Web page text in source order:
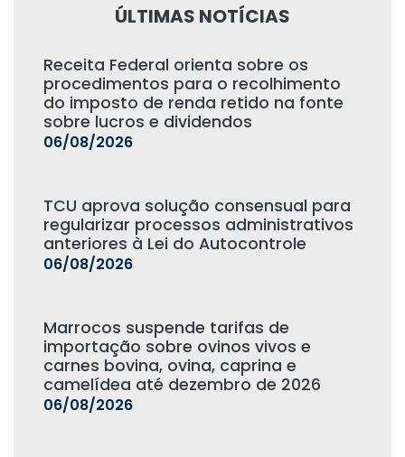
ÚLTIMAS NOTÍCIAS
Receita Federal orienta sobre os
procedimentos para o recolhimento
do imposto de renda retido na fonte
sobre lucros e dividendos
06/08/2026
TCU aprova solução consensual para
regularizar processos administrativos
anteriores à Lei do Autocontrole
06/08/2026
Marrocos suspende tarifas de
importação sobre ovinos vivos e
carnes bovina, ovina, caprina e
camelídea até dezembro de 2026
06/08/2026